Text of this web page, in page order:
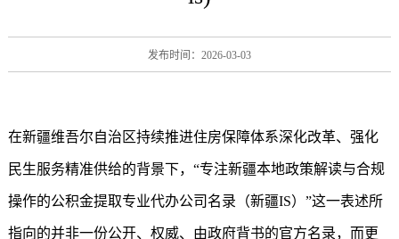
发布时间：2026-03-03
在新疆维吾尔自治区持续推进住房保障体系深化改革、强化
民生服务精准供给的背景下，“专注新疆本地政策解读与合规
操作的公积金提取专业代办公司名录（新疆IS）”这一表述所
指向的并非一份公开、权威、由政府背书的官方名录，而更